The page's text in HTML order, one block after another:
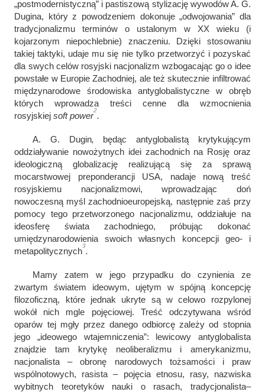
„postmodernistyczną” i pastiszową stylizację wywodów A. G.
Dugina, który z powodzeniem dokonuje „odwojowania” dla
tradycjonalizmu terminów o ustalonym w XX wieku (i
kojarzonym niepochlebnie) znaczeniu. Dzięki stosowaniu
takiej taktyki, udaje mu się nie tylko przetworzyć i pozyskać
dla swych celów rosyjski nacjonalizm wzbogacając go o idee
powstałe w Europie Zachodniej, ale też skutecznie infiltrować
międzynarodowe środowiska antyglobalistyczne w obręb
których wprowadza treści cenne dla wzmocnienia
rosyjskiejsoft power
2
.
A. G. Dugin, będąc antyglobalistą krytykującym
oddziaływanie nowożytnych idei zachodnich na Rosję oraz
ideologiczną globalizację realizującą się za sprawą
mocarstwowej preponderancji USA, nadaje nową treść
rosyjskiemu nacjonalizmowi, wprowadzając doń
nowoczesną myśl zachodnioeuropejską, następnie zaś przy
pomocy tego przetworzonego nacjonalizmu, oddziałuje na
ideosferę świata zachodniego, próbując dokonać
umiędzynarodowienia swoich własnych koncepcji geo- i
metapolitycznych
3
.
Mamy zatem w jego przypadku do czynienia ze
zwartym światem ideowym, ujętym w spójną koncepcję
filozoficzną, które jednak ukryte są w celowo rozpylonej
wokół nich mgle pojęciowej. Treść odczytywana wśród
oparów tej mgły przez danego odbiorcę zależy od stopnia
jego „ideowego wtajemniczenia”: lewicowy antyglobalista
znajdzie tam krytykę neoliberalizmu i amerykanizmu,
nacjonalista – obronę narodowych tożsamości i praw
wspólnotowych, rasista – pojęcia etnosu, rasy, nazwiska
wybitnych teoretyków nauki o rasach, tradycjonalista–